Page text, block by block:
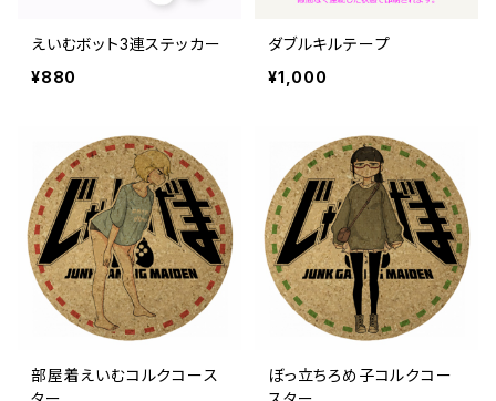
えいむボット3連ステッカー
¥880
ダブルキルテープ
¥1,000
部屋着えいむコルクコース
ぼっ立ちろめ子コルクコー